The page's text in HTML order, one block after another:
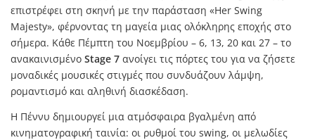
επιστρέφει στη σκηνή με την παράσταση «Her Swing
Majesty», φέρνοντας τη μαγεία μιας ολόκληρης εποχής στο
σήμερα. Κάθε Πέμπτη του Νοεμβρίου – 6, 13, 20 και 27 – το
ανακαινισμένο Stage 7 ανοίγει τις πόρτες του για να ζήσετε
μοναδικές μουσικές στιγμές που συνδυάζουν λάμψη,
ρομαντισμό και αληθινή διασκέδαση.
Η Πέννυ δημιουργεί μια ατμόσφαιρα βγαλμένη από
κινηματογραφική ταινία: οι ρυθμοί του swing, οι μελωδίες